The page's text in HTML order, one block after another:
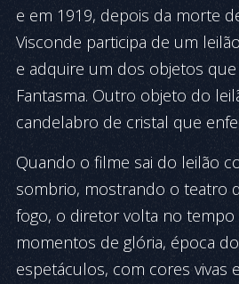
e em 1919, depois da morte
Visconde participa de um
e adquire um dos objetos
Fantasma. Outro objeto do
candelabro de cristal que
Quando o filme sai do leilão
sombrio, mostrando o teatro
fogo, o diretor volta no tempo
momentos de glória, época
espetáculos, com cores vivas